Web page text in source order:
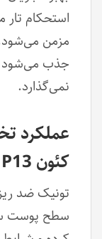
استحکام
مزمن
جذب می‌شود
نمی‌گذارد.
عملکرد
کئون KEUNE KOMPLEX P13
تونیک ضد
سطح پوست